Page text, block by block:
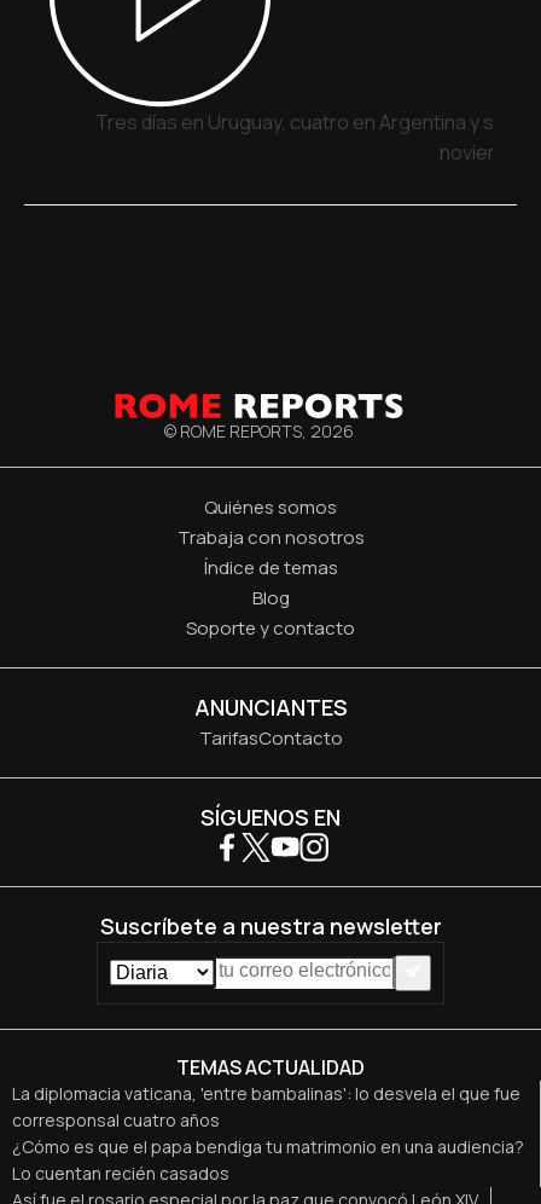
Tres días en Uruguay, cuatro en Argentina y siete
noviembre
© ROME REPORTS, 2026
Quiénes somos
Trabaja con nosotros
Índice de temas
Blog
Soporte y contacto
ANUNCIANTES
TarifasContacto
TEMAS ACTUALIDAD
La diplomacia vaticana, 'entre bambalinas': lo desvela el que fue
corresponsal cuatro años
¿Cómo es que el papa bendiga tu matrimonio en una audiencia?
Lo cuentan recién casados
SÍGUENOS EN
Suscríbete a nuestra newsletter